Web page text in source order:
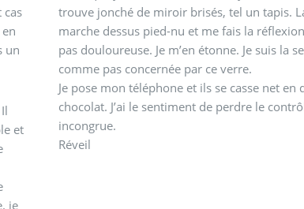
cas
un
et
je
trouve jonché de miroir brisés, tel un tapis.
marche dessus pied-nu et me fais la
pas douloureuse. Je m’en étonne. Je suis la
comme pas concernée par ce verre.
Je pose mon téléphone et ils se casse net
chocolat. J’ai le sentiment de perdre le
incongrue.
Réveil